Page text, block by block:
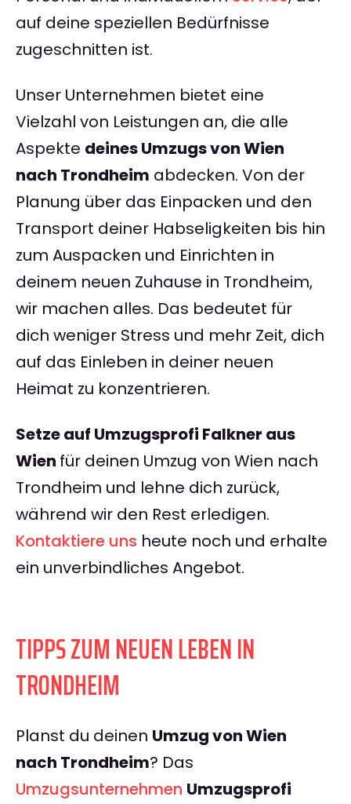
auf deine speziellen Bedürfnisse
zugeschnitten ist.
Unser Unternehmen bietet eine
Vielzahl von Leistungen an, die alle
Aspekte deines Umzugs von Wien
nach Trondheim abdecken. Von der
Planung über das Einpacken und den
Transport deiner Habseligkeiten bis hin
zum Auspacken und Einrichten in
deinem neuen Zuhause in Trondheim,
wir machen alles. Das bedeutet für
dich weniger Stress und mehr Zeit, dich
auf das Einleben in deiner neuen
Heimat zu konzentrieren.
Setze auf Umzugsprofi Falkner aus
Wien für deinen Umzug von Wien nach
Trondheim und lehne dich zurück,
während wir den Rest erledigen.
Kontaktiere uns heute noch und erhalte
ein unverbindliches Angebot.
TIPPS ZUM NEUEN LEBEN IN
TRONDHEIM
Planst du deinen Umzug von Wien
nach Trondheim? Das
Umzugsunternehmen Umzugsprofi